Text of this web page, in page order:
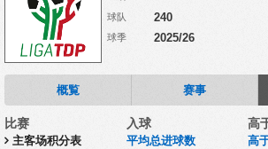
球队 240
球季 2025/26
概覧 赛事
比赛
主客场积分表
入球
平均总进球数
高
高